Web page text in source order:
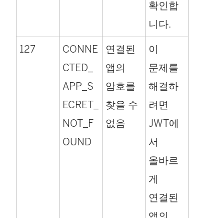
확인합
니다.
127
CONNE
CTED_
APP_S
ECRET_
NOT_F
OUND
연결된
앱의
암호를
찾을 수
없음
이
문제를
해결하
려면
JWT에
서
올바르
게
연결된